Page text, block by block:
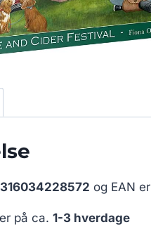
og EAN er
på ca. 1-3 hverdage